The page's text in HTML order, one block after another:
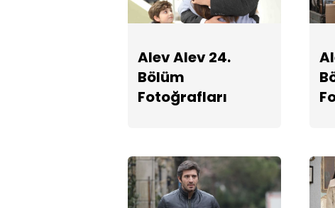
Alev Alev 24.
Bölüm
Fotoğrafları